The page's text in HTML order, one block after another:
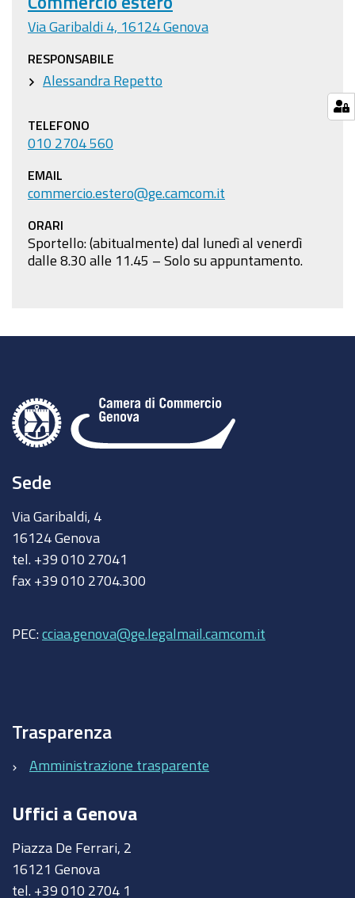
Via Garibaldi 4, 16124 Genova
RESPONSABILE
Alessandra Repetto
TELEFONO
010 2704 560
EMAIL
commercio.estero@ge.camcom.it
ORARI
Sportello: (abitualmente) dal lunedì al venerdì
dalle 8.30 alle 11.45 – Solo su appuntamento.
Sede
Via Garibaldi, 4
16124 Genova
tel. +39 010 27041
fax +39 010 2704.300
PEC: cciaa.genova@ge.legalmail.camcom.it
Trasparenza
Amministrazione trasparente
Uffici a Genova
Piazza De Ferrari, 2
16121 Genova
tel. +39 010 2704 1